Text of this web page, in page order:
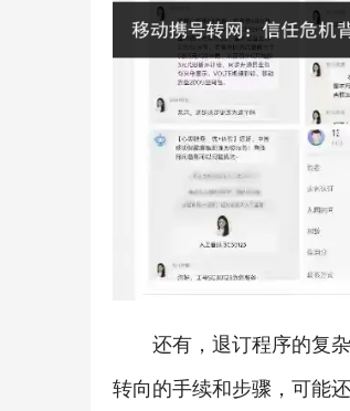
还有，退订程序的复
转向的手续和步骤，可能